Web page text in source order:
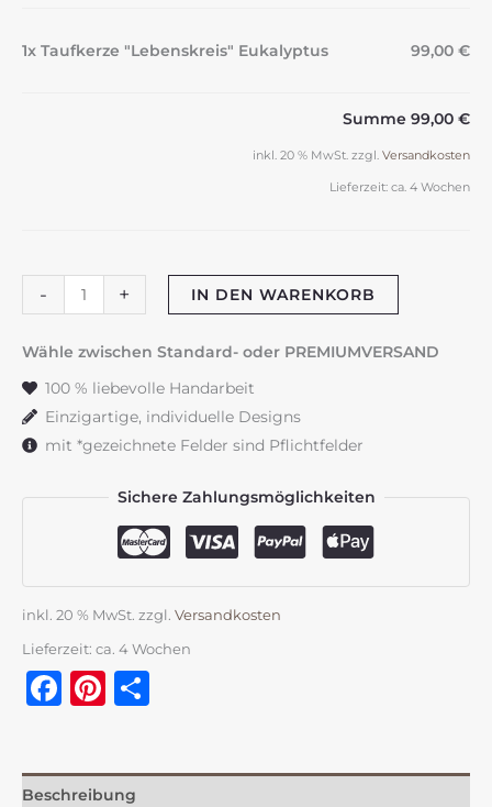
1x Taufkerze "Lebenskreis" Eukalyptus 99,00 €
Summe 99,00 €
inkl. 20 % MwSt. zzgl. Versandkosten
Lieferzeit: ca. 4 Wochen
-
Taufkerze
"Lebenskreis"
Eukalyptus
+ IN DEN WARENKORB
Wähle zwischen Standard- oder PREMIUMVERSAND
100 % liebevolle Handarbeit
Einzigartige, individuelle Designs
mit *gezeichnete Felder sind Pflichtfelder
Sichere Zahlungsmöglichkeiten
inkl. 20 % MwSt. zzgl. Versandkosten
Lieferzeit: ca. 4 Wochen
Facebook
Pinterest
Beschreibung